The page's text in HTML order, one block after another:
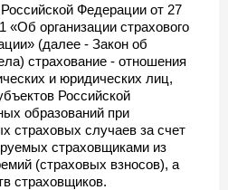
Федерации от 27
организации страхового
(далее - Закон об
страхование - отношения
и юридических лиц,
Российской
образований при
страховых случаев за счет
страховщиками из
(страховых взносов), а
страховщиков.